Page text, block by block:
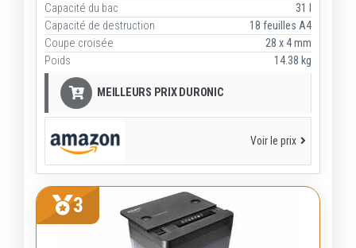
Capacité du bac
31 l
Capacité de destruction
18 feuilles A4
Coupe croisée
28 x 4 mm
Poids
14.38 kg
MEILLEURS PRIX DURONIC
Voir le prix
3